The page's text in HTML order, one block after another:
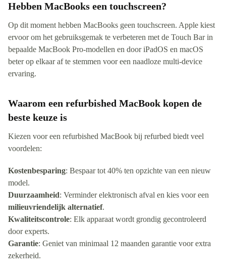
Hebben MacBooks een touchscreen?
Op dit moment hebben MacBooks geen touchscreen. Apple kiest
ervoor om het gebruiksgemak te verbeteren met de Touch Bar in
bepaalde MacBook Pro-modellen en door iPadOS en macOS
beter op elkaar af te stemmen voor een naadloze multi-device
ervaring.
Waarom een refurbished MacBook kopen de
beste keuze is
Kiezen voor een refurbished MacBook bij refurbed biedt veel
voordelen:
Kostenbesparing: Bespaar tot 40% ten opzichte van een nieuw
model.
Duurzaamheid: Verminder elektronisch afval en kies voor een
milieuvriendelijk alternatief.
Kwaliteitscontrole: Elk apparaat wordt grondig gecontroleerd
door experts.
Garantie: Geniet van minimaal 12 maanden garantie voor extra
zekerheid.